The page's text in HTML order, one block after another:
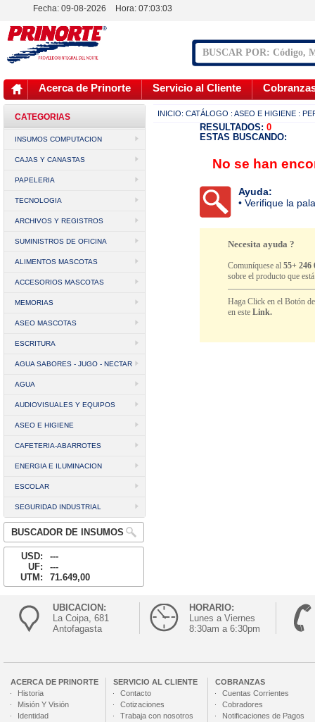
Fecha: 09-08-2026 Hora: 07:03:03
Acerca de Prinorte Servicio al Cliente
CATEGORIAS
INSUMOS COMPUTACION
CAJAS Y CANASTAS
PAPELERIA
TECNOLOGIA
ARCHIVOS Y REGISTROS
SUMINISTROS DE OFICINA
ALIMENTOS MASCOTAS
ACCESORIOS MASCOTAS
MEMORIAS
ASEO MASCOTAS
ESCRITURA
AGUA SABORES - JUGO - NECTAR
AGUA
AUDIOVISUALES Y EQUIPOS
ASEO E HIGIENE
CAFETERIA-ABARROTES
ENERGIA E ILUMINACION
ESCOLAR
SEGURIDAD INDUSTRIAL
BUSCADOR DE INSUMOS
USD:
---
UF:
---
UTM:
71.649,00
INICIO: CATÁLOGO : ASEO E HIGIENE :
RESULTADOS: 0
ESTAS BUSCANDO:
No se han
Ayuda:
• Verifique la
Necesita ayuda ?
Comuníquese al55+ 246
sobre el producto que
Haga Click en el Botón
en esteLink.
UBICACION:
La Coipa, 681
Antofagasta
HORARIO:
Lunes a Viernes
8:30am a 6:30pm
ACERCA DE PRINORTE
Historia
Misión Y Visión
Identidad
SERVICIO AL CLIENTE
Contacto
Cotizaciones
Trabaja con nosotros
COBRANZAS
Cuentas Corrientes
Cobradores
Notificaciones de Pagos